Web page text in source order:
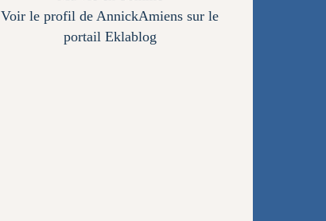
Voir le profil de AnnickAmiens sur le
portail Eklablog